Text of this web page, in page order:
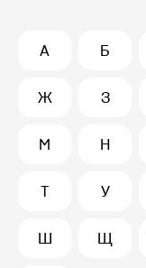
А Б
Ж З
М Н
Т У
Ш Щ